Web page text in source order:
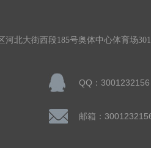
河北大街西段185号奥体中心体育场
QQ：3001232156
邮箱：